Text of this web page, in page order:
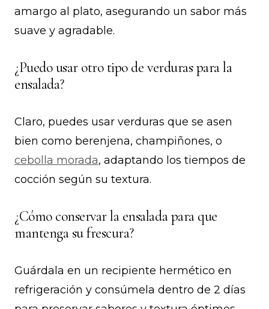
amargo al plato, asegurando un sabor más
suave y agradable.
¿Puedo usar otro tipo de verduras para la
ensalada?
Claro, puedes usar verduras que se asen
bien como berenjena, champiñones, o
cebolla morada, adaptando los tiempos de
cocción según su textura.
¿Cómo conservar la ensalada para que
mantenga su frescura?
Guárdala en un recipiente hermético en
refrigeración y consúmela dentro de 2 días